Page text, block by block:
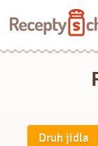
Druh jídla